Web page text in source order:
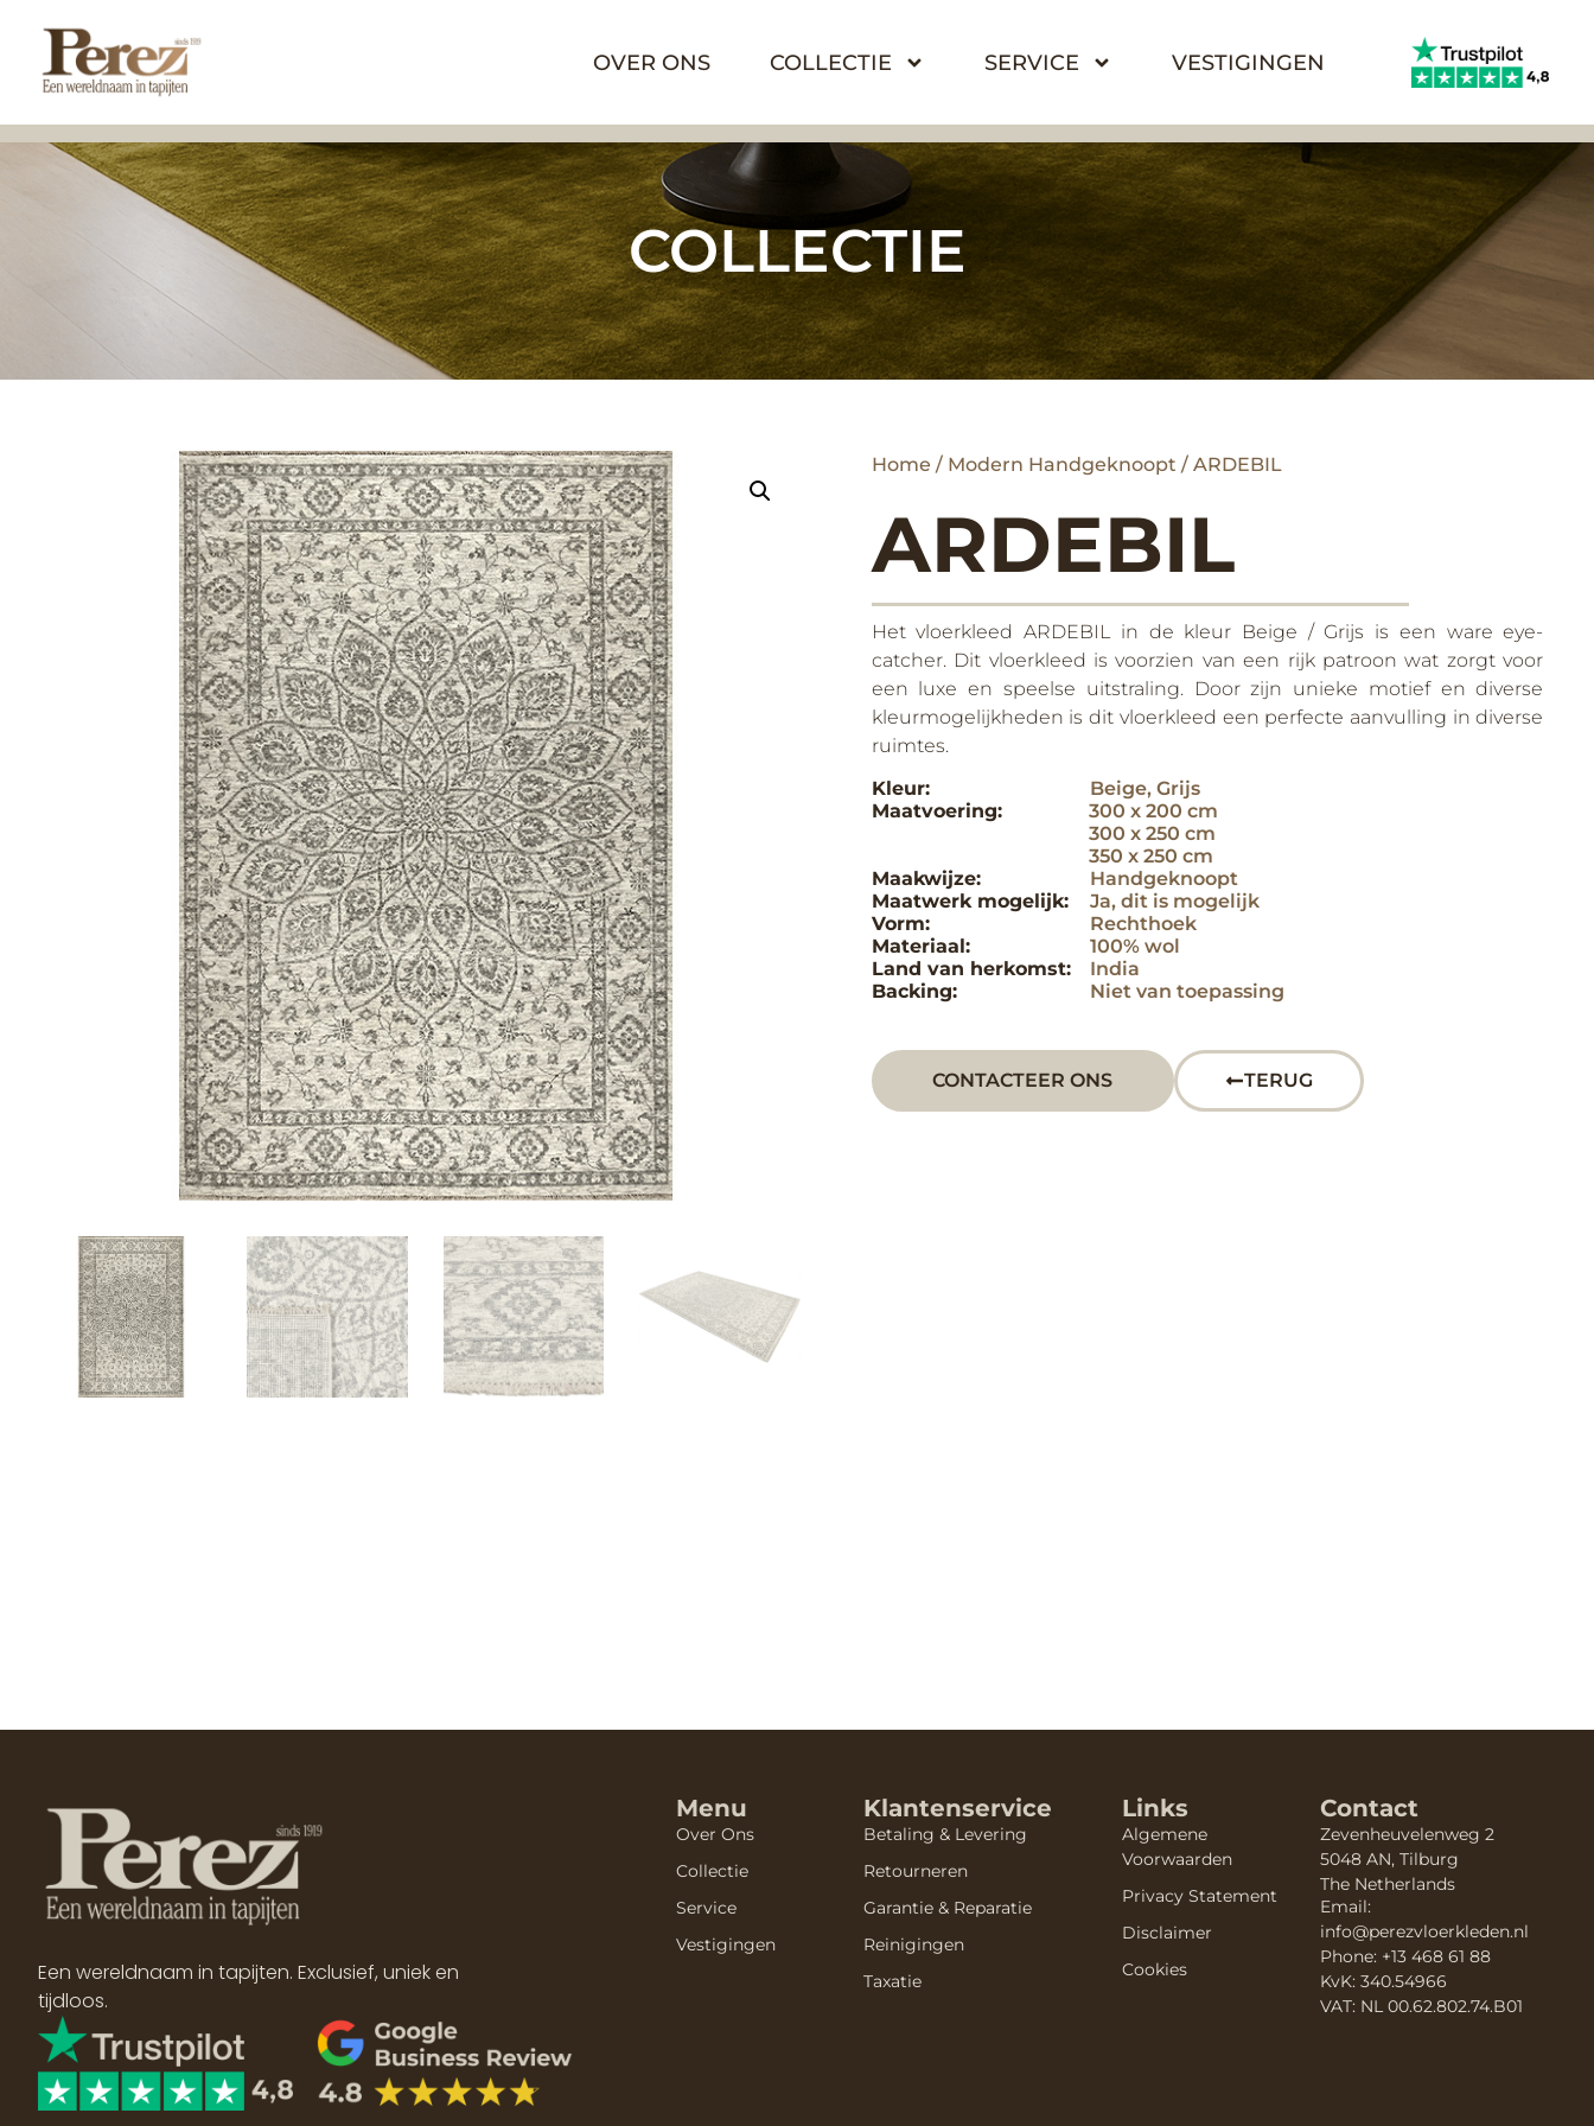
OVER ONS COLLECTIE SERVICE VESTIGINGEN
COLLECTIE
Home / Modern Handgeknoopt / ARDEBIL
ARDEBIL
Het vloerkleed ARDEBIL in de kleur Beige / Grijs is een ware eye-
catcher. Dit vloerkleed is voorzien van een rijk patroon wat zorgt voor
een luxe en speelse uitstraling. Door zijn unieke motief en diverse
kleurmogelijkheden is dit vloerkleed een perfecte aanvulling in diverse
ruimtes.
Kleur:
Beige, Grijs
Maatvoering:
300 x 200 cm
300 x 250 cm
350 x 250 cm
Maakwijze:
Handgeknoopt
Maatwerk mogelijk:
Ja, dit is mogelijk
Vorm:
Rechthoek
Materiaal:
100% wol
Land van herkomst:
India
Backing:
Niet van toepassing
CONTACTEER ONS TERUG
Een wereldnaam in tapijten. Exclusief, uniek en
tijdloos.
Menu
Over Ons
Collectie
Service
Vestigingen
Klantenservice
Betaling & Levering
Retourneren
Garantie & Reparatie
Reinigingen
Taxatie
Links
Algemene
Voorwaarden
Privacy Statement
Disclaimer
Cookies
Contact
Zevenheuvelenweg 2
5048 AN, Tilburg
The Netherlands
Email:
info@perezvloerkleden.nl
Phone: +13 468 61 88
KvK: 340.54966
VAT: NL 00.62.802.74.B01